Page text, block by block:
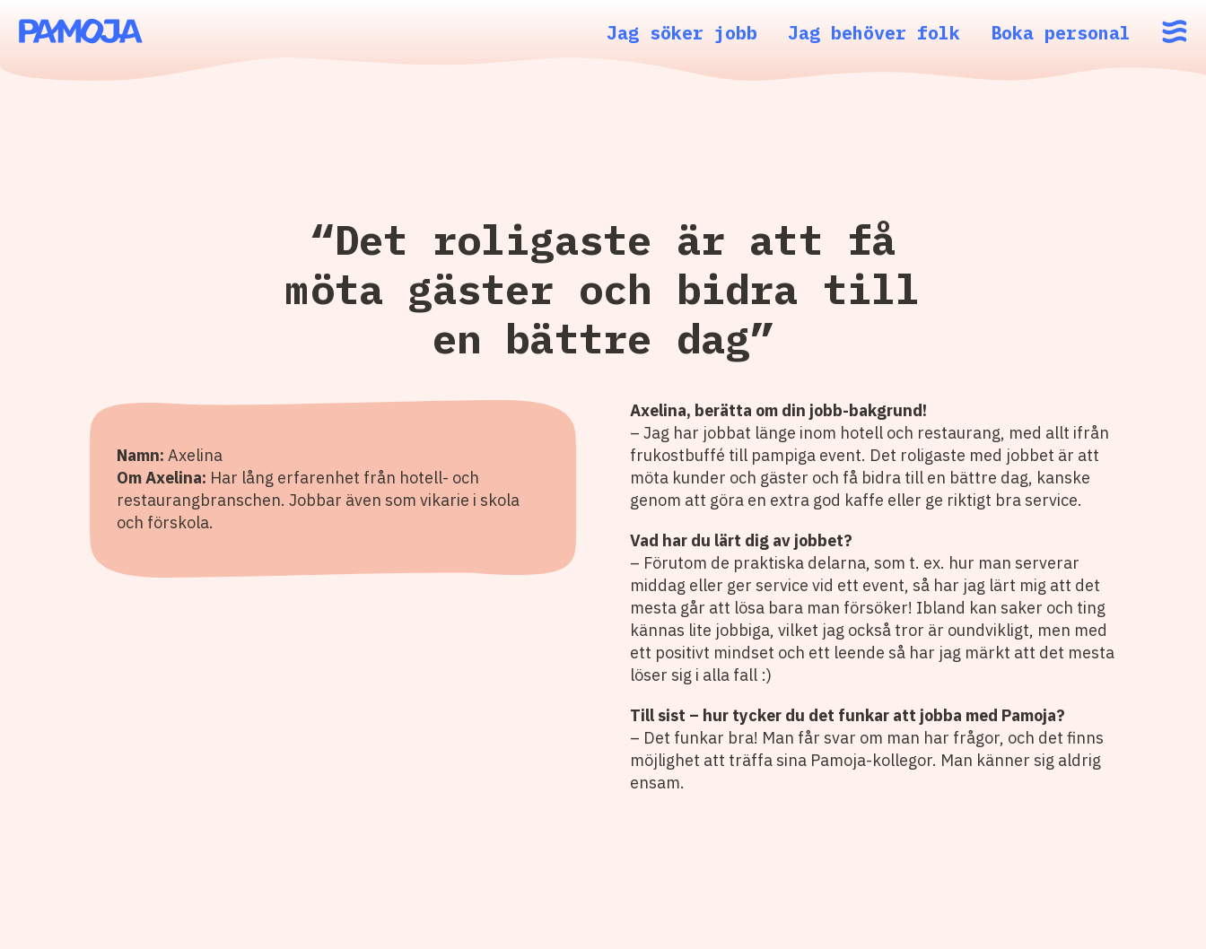
Jag söker jobb Jag behöver folk Boka personal
“Det roligaste är att få
möta gäster och bidra till
en bättre dag”
Namn: Axelina
Om Axelina: Har lång erfarenhet från hotell- och
restaurangbranschen. Jobbar även som vikarie i skola
och förskola.
Axelina, berätta om din jobb-bakgrund!
– Jag har jobbat länge inom hotell och restaurang, med allt ifrån
frukostbuffé till pampiga event. Det roligaste med jobbet är att
möta kunder och gäster och få bidra till en bättre dag, kanske
genom att göra en extra god kaffe eller ge riktigt bra service.
Vad har du lärt dig av jobbet?
– Förutom de praktiska delarna, som t. ex. hur man serverar
middag eller ger service vid ett event, så har jag lärt mig att det
mesta går att lösa bara man försöker! Ibland kan saker och ting
kännas lite jobbiga, vilket jag också tror är oundvikligt, men med
ett positivt mindset och ett leende så har jag märkt att det mesta
löser sig i alla fall :)
Till sist – hur tycker du det funkar att jobba med Pamoja?
– Det funkar bra! Man får svar om man har frågor, och det finns
möjlighet att träffa sina Pamoja-kollegor. Man känner sig aldrig
ensam.